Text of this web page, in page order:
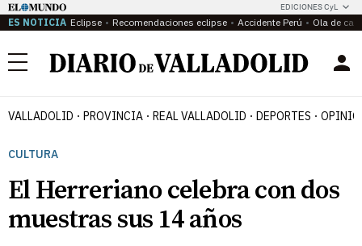
EDICIONES CyL
ES NOTICIA Eclipse Recomendaciones eclipse Accidente Perú Ola de
Menú
VALLADOLID PROVINCIA REAL VALLADOLID DEPORTES
CULTURA
El Herreriano celebra con dos
muestras sus 14 años